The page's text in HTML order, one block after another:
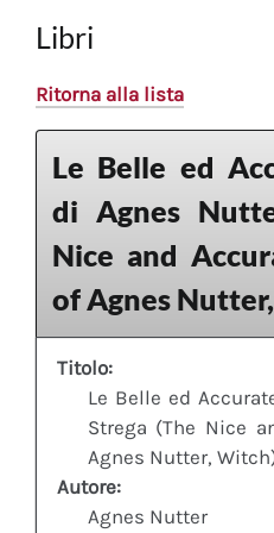
Libri
Ritorna alla lista
Le Belle ed
di Agnes
Nice and
of Agnes
Titolo:
Le Belle ed
Strega (The Nice
Agnes Nutter,
Autore:
Agnes Nutter